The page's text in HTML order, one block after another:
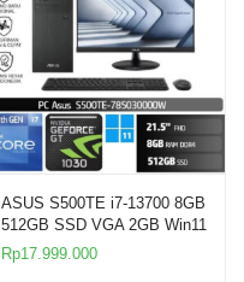
ASUS S500TE i7-13700 8GB
512GB SSD VGA 2GB Win11
21.5″
Rp17.999.000